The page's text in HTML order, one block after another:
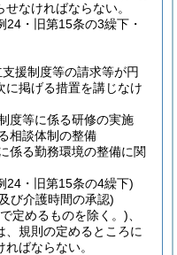
なければならない。
・旧第15条の3繰下・
援制度等の請求等が円
に掲げる措置を講じなけ
度等に係る研修の実施
相談体制の整備
係る勤務環境の整備に関
24・旧第15条の4繰下)
び介護時間の承認)
定めるものを除く。)
規則の定めるところに
ばならない。